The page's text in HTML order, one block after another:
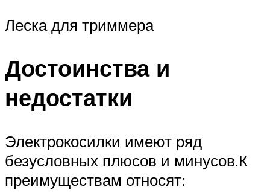
Леска для триммера
Достоинства и
недостатки
Электрокосилки имеют ряд
безусловных плюсов и минусов.К
преимуществам относят: